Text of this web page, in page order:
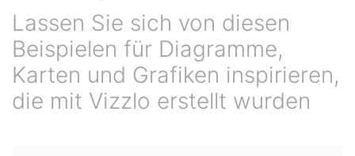
Lassen Sie sich von diesen
Beispielen für Diagramme,
Karten und Grafiken inspirieren,
die mit Vizzlo erstellt wurden